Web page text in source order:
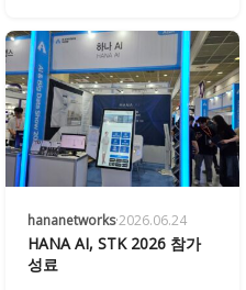
hananetworks·2026.06.24
HANA AI, STK 2026 참가
성료